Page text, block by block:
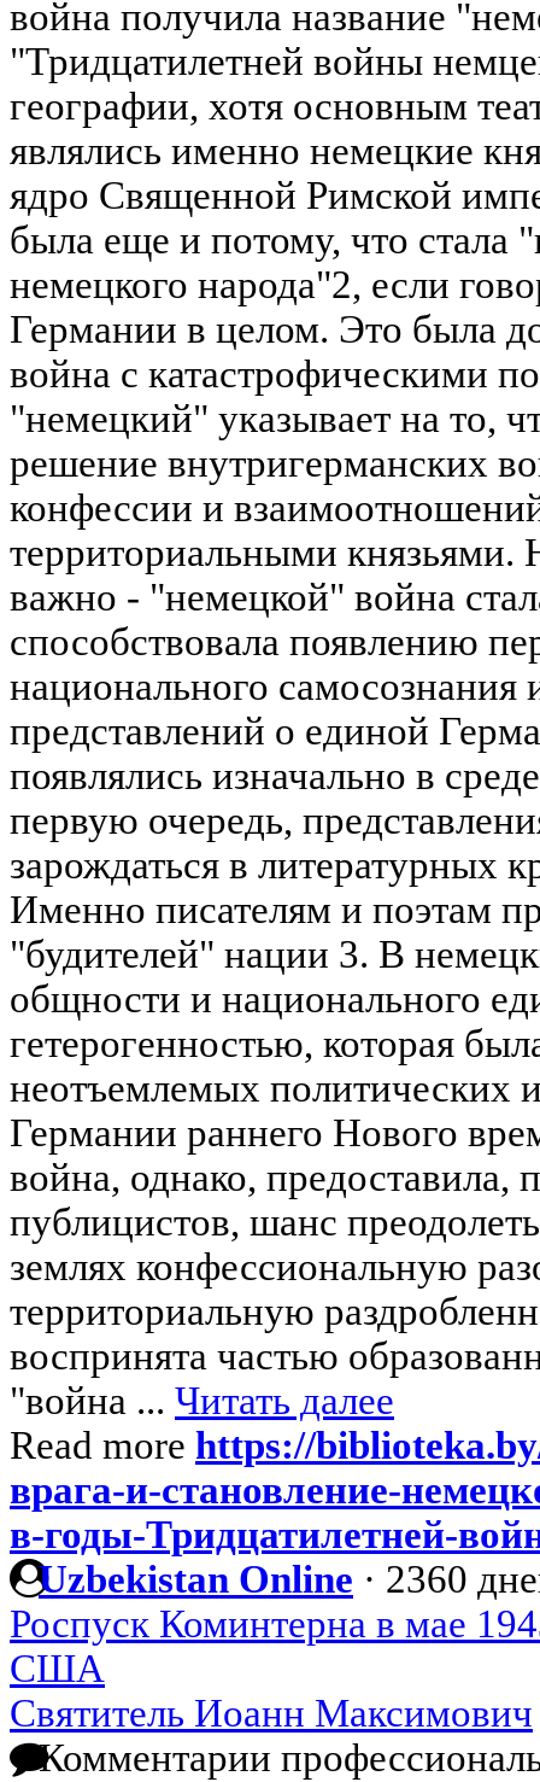
война получила название
"Тридцатилетней войны
географии, хотя основным
являлись именно немецкие
ядро Священной Римской
была еще и потому, что стала
немецкого народа"2, если
Германии в целом. Это была
война с катастрофическими
"немецкий" указывает на то,
решение внутригерманских
конфессии и
территориальными князьями.
важно - "немецкой" война
способствовала появлению
национального
представлений о единой
появлялись изначально в
первую очередь,
зарождаться в литературных
Именно писателям и поэтам
"будителей" нации 3. В
общности и национального
гетерогенностью, которая
неотъемлемых политических
Германии раннего Нового
война, однако, предоставила,
публицистов, шанс
землях конфессиональную
территориальную
воспринята частью
"война ... Читать далее
Read more https://
врага-и-становление-
в-годы-Тридцатилетней-
Uzbekistan Online · 2360
Роспуск Коминтерна в мае
США
Святитель Иоанн Максимович
Комментарии